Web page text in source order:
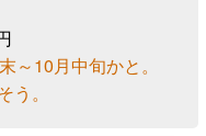
～10月中旬かと。
。